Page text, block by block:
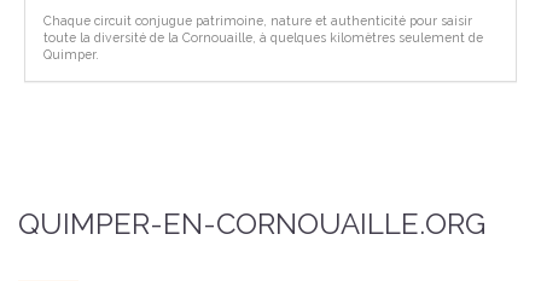
Chaque circuit conjugue patrimoine, nature et authenticité pour saisir
toute la diversité de la Cornouaille, à quelques kilomètres seulement de
Quimper.
QUIMPER-EN-CORNOUAILLE.ORG